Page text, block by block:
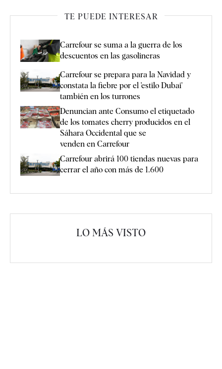
TE PUEDE INTERESAR
Carrefour se suma a la guerra de los
descuentos en las gasolineras
Carrefour se prepara para la Navidad y
constata la fiebre por el 'estilo Dubai'
también en los turrones
Denuncian ante Consumo el etiquetado
de los tomates cherry producidos en el
Sáhara Occidental que se
venden en Carrefour
Carrefour abrirá 100 tiendas nuevas para
cerrar el año con más de 1.600
LO MÁS VISTO